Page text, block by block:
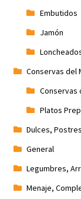
Embutidos
Jamón
Conservas del
Conservas
Platos
Dulces,
General
Legumbres,
Menaje,